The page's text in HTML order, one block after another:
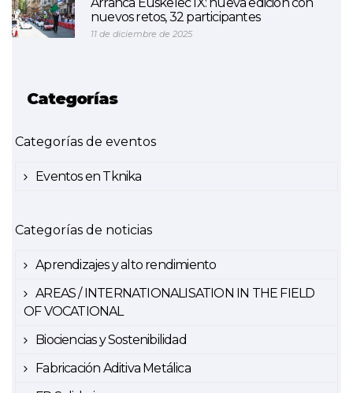
nuevos retos, 32 participantes
11 de diciembre de 2025
Categorías
Categorías de eventos
Eventos en Tknika
Categorías de noticias
Aprendizajes y alto rendimiento
AREAS / INTERNATIONALISATION IN THE FIELD
OF VOCATIONAL
Biociencias y Sostenibilidad
Fabricación Aditiva Metálica